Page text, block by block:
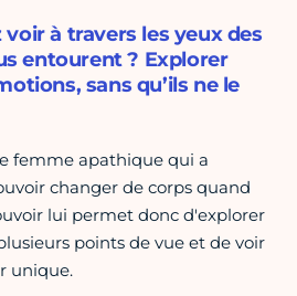
à travers les yeux des
entourent ? Explorer
sans qu’ils ne le
femme apathique qui a
changer de corps quand
lui permet donc d'explorer
points de vue et de voir
unique.